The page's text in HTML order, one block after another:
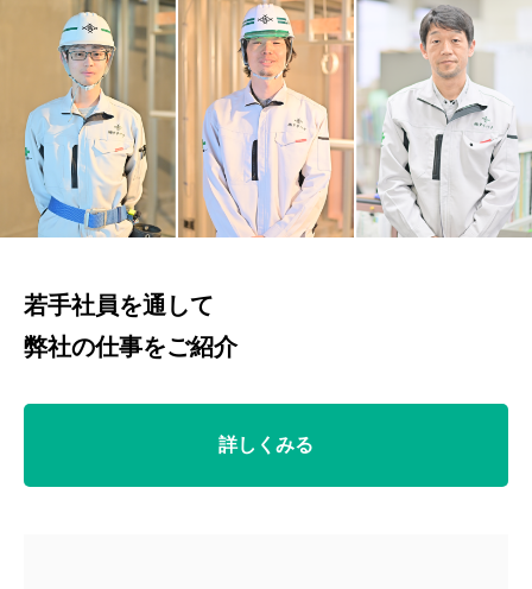
若手社員を通して
弊社の仕事をご紹介
詳しくみる